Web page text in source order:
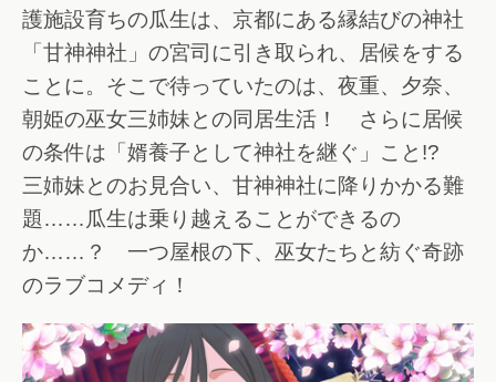
護施設育ちの瓜生は、京都にある縁結びの神社
「甘神神社」の宮司に引き取られ、居候をする
ことに。そこで待っていたのは、夜重、夕奈、
朝姫の巫女三姉妹との同居生活！ さらに居候
の条件は「婿養子として神社を継ぐ」こと!?
三姉妹とのお見合い、甘神神社に降りかかる難
題……瓜生は乗り越えることができるの
か……？ 一つ屋根の下、巫女たちと紡ぐ奇跡
のラブコメディ！